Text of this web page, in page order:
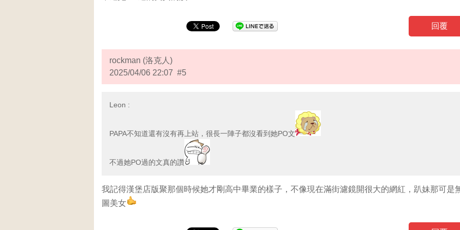
回覆
rockman (洛克人)
2025/04/06 22:07 #5
Leon :
PAPA不知道還有沒有再上站，很長一陣子都沒看到她PO文
不過她PO過的文真的讚
我記得漢堡店版聚那個時候她才剛高中畢業的樣子，不像現在滿街濾鏡開很大的網紅，趴妹那可是
圖美女